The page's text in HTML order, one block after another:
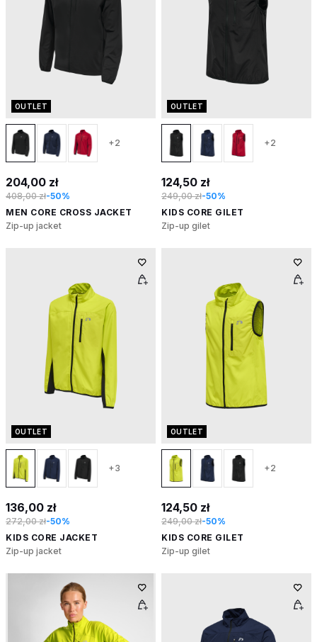
OUTLET
+2
204,00 zł
408,00 zł-50%
MEN CORE CROSS JACKET
Zip-up jacket
OUTLET
+2
124,50 zł
249,00 zł-50%
KIDS CORE GILET
Zip-up gilet
OUTLET
+3
136,00 zł
272,00 zł-50%
KIDS CORE JACKET
Zip-up jacket
OUTLET
+2
124,50 zł
249,00 zł-50%
KIDS CORE GILET
Zip-up gilet